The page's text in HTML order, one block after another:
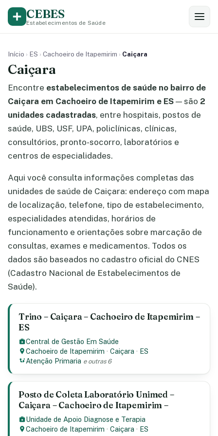
CEBES
Estabelecimentos de Saúde
Início › ES › Cachoeiro de Itapemirim › Caiçara
Caiçara
Encontre estabelecimentos de saúde no bairro de
Caiçara em Cachoeiro de Itapemirim e ES — são 2
unidades cadastradas, entre hospitais, postos de
saúde, UBS, USF, UPA, policlínicas, clínicas,
consultórios, pronto-socorro, laboratórios e
centros de especialidades.
Aqui você consulta informações completas das
unidades de saúde de Caiçara: endereço com mapa
de localização, telefone, tipo de estabelecimento,
especialidades atendidas, horários de
funcionamento e orientações sobre marcação de
consultas, exames e medicamentos. Todos os
dados são baseados no cadastro oficial do CNES
(Cadastro Nacional de Estabelecimentos de
Saúde).
Trino – Caiçara – Cachoeiro de Itapemirim –
ES
Central de Gestão Em Saúde
Cachoeiro de Itapemirim ·Caiçara · ES
Atenção Primaria e outras 6
Posto de Coleta Laboratório Unimed –
Caiçara – Cachoeiro de Itapemirim –
Unidade de Apoio Diagnose e Terapia
Cachoeiro de Itapemirim ·Caiçara · ES